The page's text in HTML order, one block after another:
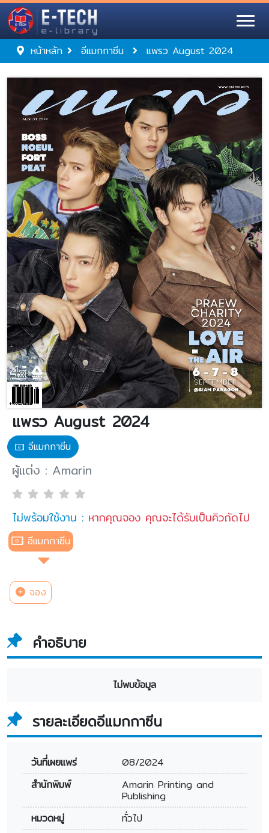
หน้าหลัก อีแมกกาซีน แพรว August 2024
แพรว August 2024
อีแมกกาซีน
ผู้แต่ง : Amarin
ไม่พร้อมใช้งาน : หากคุณจอง คุณจะได้รับเป็นคิวถัดไป
อีแมกกาซีน
จอง
คำอธิบาย
ไม่พบข้อมูล
รายละเอียดอีแมกกาซีน
วันที่เผยแพร่
08/2024
สำนักพิมพ์
Amarin Printing and
Publishing
หมวดหมู่
ทั่วไป